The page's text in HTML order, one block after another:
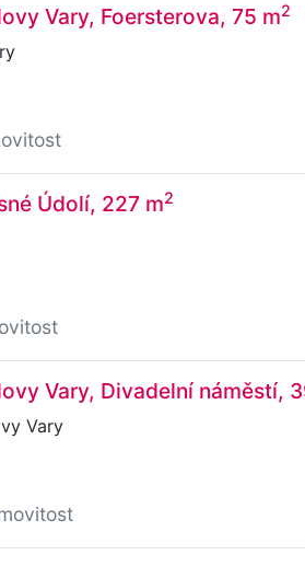
Vary, Foersterova, 75 m2
Údolí, 227 m2
Vary, Divadelní náměstí,
Vary